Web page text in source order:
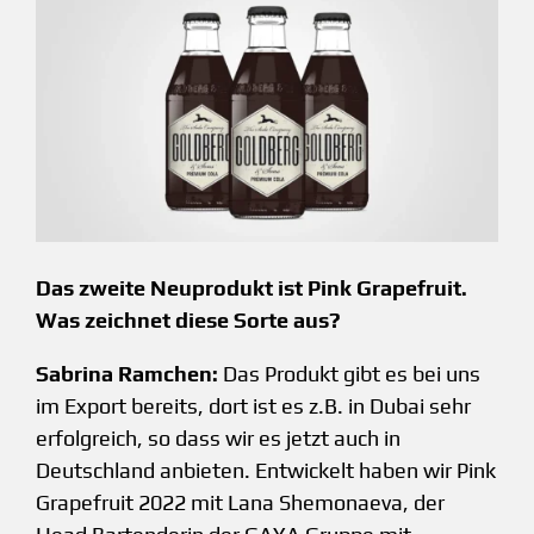
Das zweite Neuprodukt ist Pink Grapefruit.
Was zeichnet diese Sorte aus?
Sabrina Ramchen: Das Produkt gibt es bei uns
im Export bereits, dort ist es z.B. in Dubai sehr
erfolgreich, so dass wir es jetzt auch in
Deutschland anbieten. Entwickelt haben wir Pink
Grapefruit 2022 mit Lana Shemonaeva, der